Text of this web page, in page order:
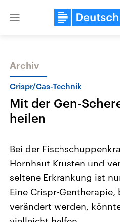
Close
Themen
Landtagswahl Sachsen-Anhalt
2026
Alle Informationen
Sachsen-Anhalt wählt am 6.
September 2026 einen neuen
Landtag. Seit 2021 wird das
Bundesland von einer Koalition
Archiv
Crispr/Cas-Technik
Mit der Gen-
heilen
Bei der
Hornhaut Krusten und
seltene Erkrankung ist
Eine Crispr-Gentherapie,
verändert werden,